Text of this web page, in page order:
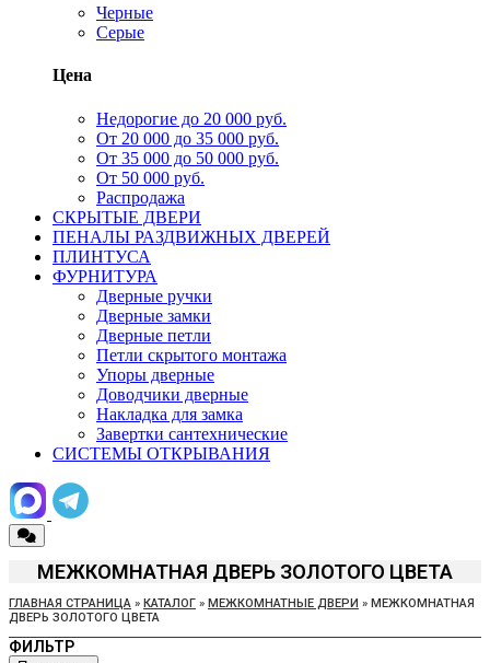
Черные
Серые
Цена
Недорогие до 20 000 руб.
От 20 000 до 35 000 руб.
От 35 000 до 50 000 руб.
От 50 000 руб.
Распродажа
СКРЫТЫЕ ДВЕРИ
ПЕНАЛЫ РАЗДВИЖНЫХ ДВЕРЕЙ
ПЛИНТУСА
ФУРНИТУРА
Дверные ручки
Дверные замки
Дверные петли
Петли скрытого монтажа
Упоры дверные
Доводчики дверные
Накладка для замка
Завертки сантехнические
СИСТЕМЫ ОТКРЫВАНИЯ
МЕЖКОМНАТНАЯ ДВЕРЬ ЗОЛОТОГО ЦВЕТА
ГЛАВНАЯ СТРАНИЦА » КАТАЛОГ » МЕЖКОМНАТНЫЕ ДВЕРИ » МЕЖКОМНАТНАЯ
ДВЕРЬ ЗОЛОТОГО ЦВЕТА
ФИЛЬТР